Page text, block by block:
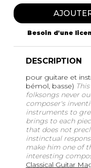
Besoin d'une
DESCRIPTION
pour guitare et
bémol, basse)
folksongs never
composer's
instruments to
brings to each
that does not
instinctual
make him one of
interesting
Classical Guitar